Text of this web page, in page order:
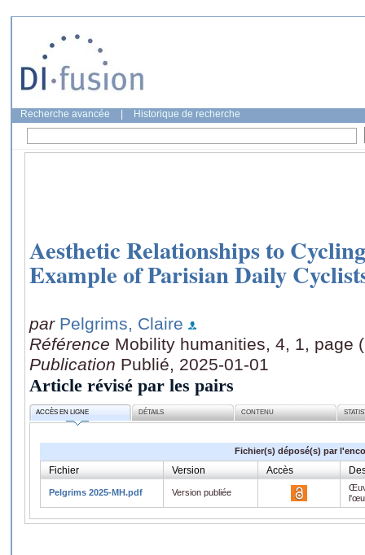
Recherche avancée Historique de recherche
Aesthetic Relationships to
Example of Parisian Daily
par Pelgrims, Claire
Référence Mobility humanities, 4, 1, page
Publication Publié, 2025-01-01
Article révisé par les pairs
ACCÈS EN LIGNE DÉTAILS CONTENU
Fichier(s) déposé(s) par
Fichier Version Accès
Pelgrims 2025-MH.pdf Version publiée